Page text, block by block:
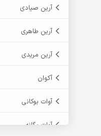
آرین صیادی
آرین طاهری
آرین مریدی
آکوان
آوات بوکانی
آوات یگانه